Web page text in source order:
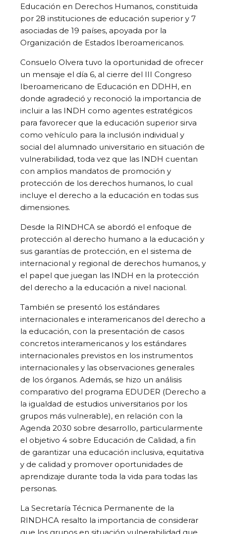
Educación en Derechos Humanos, constituida
por 28 instituciones de educación superior y 7
asociadas de 19 países, apoyada por la
Organización de Estados Iberoamericanos.
Consuelo Olvera tuvo la oportunidad de ofrecer
un mensaje el día 6, al cierre del III Congreso
Iberoamericano de Educación en DDHH, en
donde agradeció y reconoció la importancia de
incluir a las INDH como agentes estratégicos
para favorecer que la educación superior sirva
como vehículo para la inclusión individual y
social del alumnado universitario en situación de
vulnerabilidad, toda vez que las INDH cuentan
con amplios mandatos de promoción y
protección de los derechos humanos, lo cual
incluye el derecho a la educación en todas sus
dimensiones.
Desde la RINDHCA se abordó el enfoque de
protección al derecho humano a la educación y
sus garantías de protección, en el sistema de
internacional y regional de derechos humanos, y
el papel que juegan las INDH en la protección
del derecho a la educación a nivel nacional.
También se presentó los estándares
internacionales e interamericanos del derecho a
la educación, con la presentación de casos
concretos interamericanos y los estándares
internacionales previstos en los instrumentos
internacionales y las observaciones generales
de los órganos. Además, se hizo un análisis
comparativo del programa EDUDER (Derecho a
la igualdad de estudios universitarios por los
grupos más vulnerable), en relación con la
Agenda 2030 sobre desarrollo, particularmente
el objetivo 4 sobre Educación de Calidad, a fin
de garantizar una educación inclusiva, equitativa
y de calidad y promover oportunidades de
aprendizaje durante toda la vida para todas las
personas.
La Secretaría Técnica Permanente de la
RINDHCA resalto la importancia de considerar